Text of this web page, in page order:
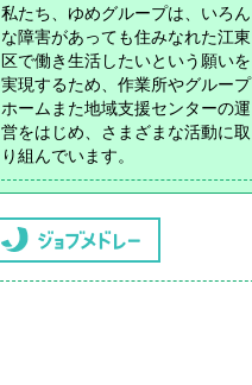
私たち、ゆめグループは、いろん
な障害があっても住みなれた江東
区で働き生活したいという願いを
実現するため、作業所やグループ
ホームまた地域支援センターの運
営をはじめ、さまざまな活動に取
り組んでいます。